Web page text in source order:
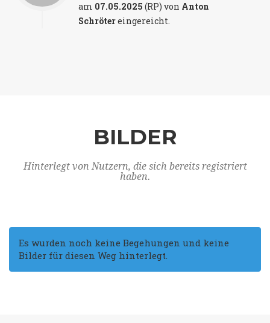
am 07.05.2025 (RP) von Anton
Schrötereingereicht.
BILDER
Hinterlegt von Nutzern, die sich bereits registriert
haben.
Es wurden noch keine Begehungen und keine
Bilder für diesen Weg hinterlegt.